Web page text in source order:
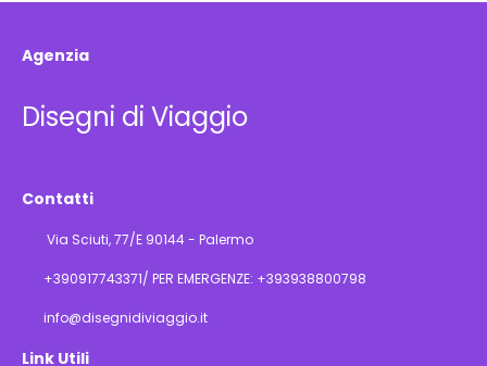
Agenzia
Disegni di Viaggio
Contatti
Via Sciuti, 77/E 90144 - Palermo
+390917743371/ PER EMERGENZE: +393938800798
info@disegnidiviaggio.it
Link Utili